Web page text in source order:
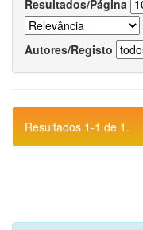
Resultados/Página
Autores/Registo
Resultados 1-1 de 1.